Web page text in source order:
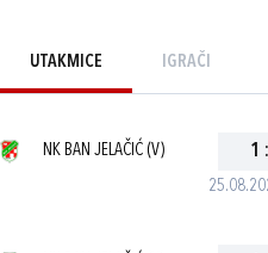
UTAKMICE IGRAČI
NK BAN JELAČIĆ (V) 1 :